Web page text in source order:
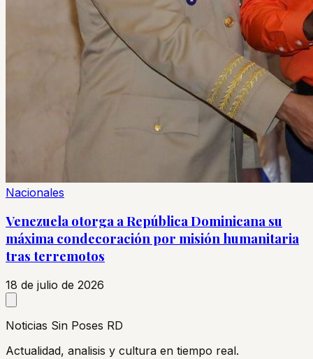
Nacionales
Venezuela otorga a República Dominicana su
máxima condecoración por misión humanitaria
tras terremotos
18 de julio de 2026
Noticias Sin Poses RD
Actualidad, analisis y cultura en tiempo real.